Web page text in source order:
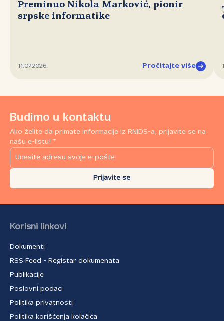
Preminuo Nikola Marković, pionir
srpske informatike
11.07.2026. Pročitajte više
Budimo u kontaktu
Ako želite da primate informacije iz RNIDS-a, prijavite se na
našu e-listu! *
Prijavite se
Korisni linkovi
Dokumenti
RSS Feed - Registar dokumenata
Publikacije
Poslovni podaci
Politika privatnosti
Politika korišćenja kolačića